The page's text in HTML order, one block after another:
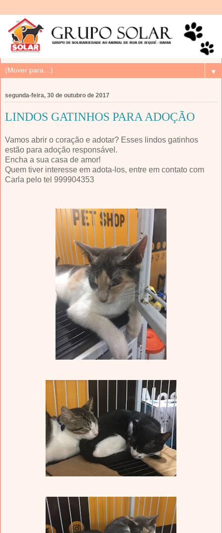
▼
segunda-feira, 30 de outubro de 2017
LINDOS GATINHOS PARA ADOÇÃO
Vamos abrir o coração e adotar? Esses lindos gatinhos
estão para adoção responsável.
Encha a sua casa de amor!
Quem tiver interesse em adota-los, entre em contato com
Carla pelo tel 999904353